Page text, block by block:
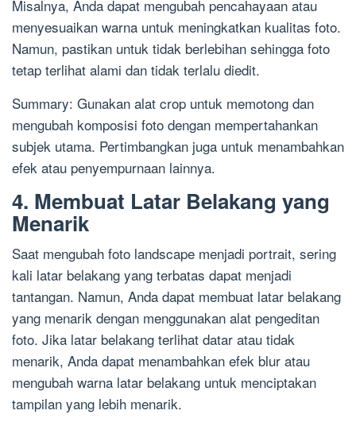
Misalnya, Anda dapat mengubah pencahayaan atau
menyesuaikan warna untuk meningkatkan kualitas foto.
Namun, pastikan untuk tidak berlebihan sehingga foto
tetap terlihat alami dan tidak terlalu diedit.
Summary: Gunakan alat crop untuk memotong dan
mengubah komposisi foto dengan mempertahankan
subjek utama. Pertimbangkan juga untuk menambahkan
efek atau penyempurnaan lainnya.
4. Membuat Latar Belakang yang
Menarik
Saat mengubah foto landscape menjadi portrait, sering
kali latar belakang yang terbatas dapat menjadi
tantangan. Namun, Anda dapat membuat latar belakang
yang menarik dengan menggunakan alat pengeditan
foto. Jika latar belakang terlihat datar atau tidak
menarik, Anda dapat menambahkan efek blur atau
mengubah warna latar belakang untuk menciptakan
tampilan yang lebih menarik.